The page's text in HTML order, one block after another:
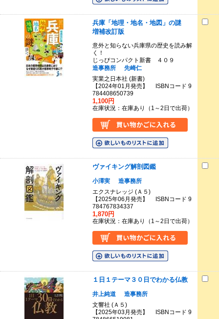
兵庫「地理・地名・地図」の謎
増補改訂版
意外と知らない兵庫県の歴史を読み解
く！
じっぴコンパクト新書 ４０９
造事務所
先崎仁
実業之日本社 (新書)
【2024年01月発売】 ISBNコード 9
784408650739
1,100円
在庫状況：在庫あり（1～2日で出荷）
ヴァイキング解剖図鑑
小澤実
造事務所
エクスナレッジ (Ａ５)
【2025年06月発売】 ISBNコード 9
784767834337
1,870円
在庫状況：在庫あり（1～2日で出荷）
１日１テーマ３０日でわかる仏教
井上純道
造事務所
文響社 (Ａ５)
【2025年03月発売】 ISBNコード 9